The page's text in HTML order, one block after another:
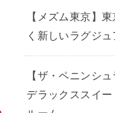
【メズム東京】
く新しいラグジ
【ザ・ペニンシ
デラックススイ